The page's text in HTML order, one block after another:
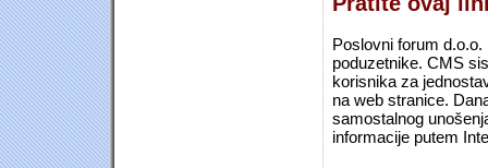
Poslovni forum
poduzetnike. CMS
korisnika za
na web stranice.
samostalnog
informacije putem